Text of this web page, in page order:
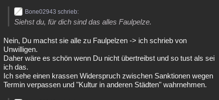
Bone02943 schrieb:
Siehst du, für dich sind das alles Faulpelze.
Nein, Du machst sie alle zu Faulpelzen -> ich schrieb von
Unwilligen.
Daher wäre es schön wenn Du nicht übertreibst und so tust als sei
ich das.
Ich sehe einen krassen Widerspruch zwischen Sanktionen wegen
Termin verpassen und "Kultur in anderen Städten" wahrnehmen.